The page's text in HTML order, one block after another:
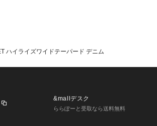
・きれいめな印象に仕上げ
ルに◎
・ショート丈のトップス
ハイライズワイドテーパード デニム
&mallデスク
ららぽーと受取なら送料無料